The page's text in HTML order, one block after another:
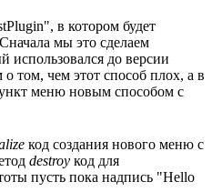
в котором будет
мы это сделаем
использовался до версии
том, чем этот способ плох, а в
меню новым способом с
код создания нового меню с
destroy код для
пусть пока надпись "Hello